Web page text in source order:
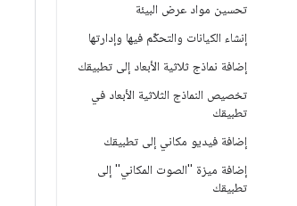
تحسين مواد عرض البيئة
إنشاء الكيانات والتحكّم فيها وإدارتها
إضافة نماذج ثلاثية الأبعاد إلى تطبيقك
تخصيص النماذج الثلاثية الأبعاد في
تطبيقك
إضافة فيديو مكاني إلى تطبيقك
إضافة ميزة "الصوت المكاني" إلى
تطبيقك